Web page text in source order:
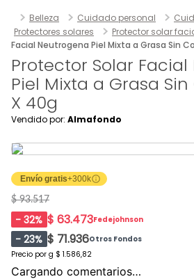
Belleza Cuidado personal
Protectores solares
Protector solar
Facial Neutrogena Piel Mixta a Grasa Sin
Protector Solar
Piel Mixta a Grasa Sin
X 40g
Vendido por: Almafondo
Envío gratis+300k
$ 93.517
-32% $ 63.473Fedejohnson
-23% $ 71.936Otros Fondos
Precio por g $ 1.586,82
Cargando comentarios…